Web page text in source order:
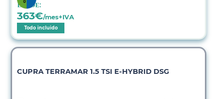
Desde:
363€/mes+IVA
Todo incluido
CUPRA TERRAMAR 1.5 TSI E-HYBRID DSG